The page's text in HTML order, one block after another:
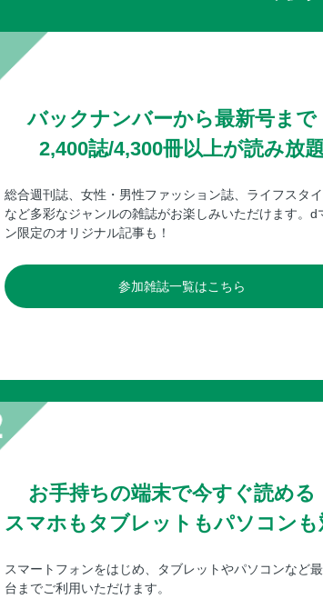
バックナンバーから最新号まで
2,400誌/4,300冊以上が読み放題
総合週刊誌、女性・男性ファッション誌、ライフスタ
など多彩なジャンルの雑誌がお楽しみいただけます。d
ン限定のオリジナル記事も！
参加雑誌一覧はこちら
お手持ちの端末で今すぐ読める
スマホもタブレットもパソコンも
スマートフォンをはじめ、タブレットやパソコンなど
台までご利用いただけます。